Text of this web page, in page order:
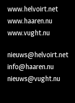
www.helvoirt.net
www.haaren.nu
www.vught.nu
nieuws@helvoirt.net
info@haaren.nu
nieuws@vught.nu